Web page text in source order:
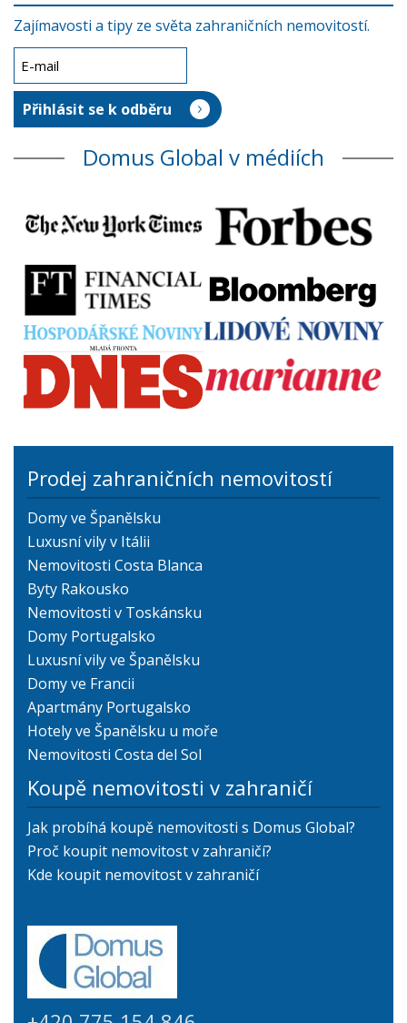
Zajímavosti a tipy ze světa zahraničních nemovitostí.
Domus Global v médiích
Prodej zahraničních nemovitostí
Domy ve Španělsku
Luxusní vily v Itálii
Nemovitosti Costa Blanca
Byty Rakousko
Nemovitosti v Toskánsku
Domy Portugalsko
Luxusní vily ve Španělsku
Domy ve Francii
Apartmány Portugalsko
Hotely ve Španělsku u moře
Nemovitosti Costa del Sol
Koupě nemovitosti v zahraničí
Jak probíhá koupě nemovitosti s Domus Global?
Proč koupit nemovitost v zahraničí?
Kde koupit nemovitost v zahraničí